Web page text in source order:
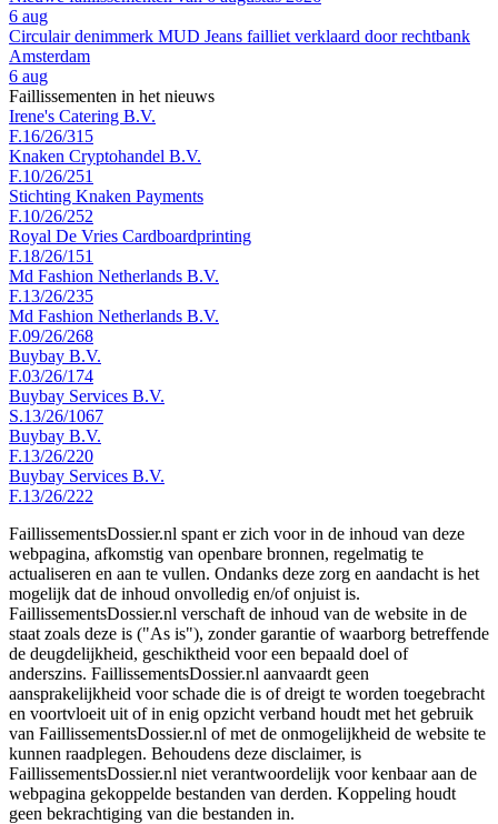
6 aug
Circulair denimmerk MUD Jeans failliet verklaard door rechtbank
Amsterdam
6 aug
Faillissementen in het nieuws
Irene's Catering B.V.
F.16/26/315
Knaken Cryptohandel B.V.
F.10/26/251
Stichting Knaken Payments
F.10/26/252
Royal De Vries Cardboardprinting
F.18/26/151
Md Fashion Netherlands B.V.
F.13/26/235
Md Fashion Netherlands B.V.
F.09/26/268
Buybay B.V.
F.03/26/174
Buybay Services B.V.
S.13/26/1067
Buybay B.V.
F.13/26/220
Buybay Services B.V.
F.13/26/222
FaillissementsDossier.nl spant er zich voor in de inhoud van deze
webpagina, afkomstig van openbare bronnen, regelmatig te
actualiseren en aan te vullen. Ondanks deze zorg en aandacht is het
mogelijk dat de inhoud onvolledig en/of onjuist is.
FaillissementsDossier.nl verschaft de inhoud van de website in de
staat zoals deze is ("As is"), zonder garantie of waarborg betreffende
de deugdelijkheid, geschiktheid voor een bepaald doel of
anderszins. FaillissementsDossier.nl aanvaardt geen
aansprakelijkheid voor schade die is of dreigt te worden toegebracht
en voortvloeit uit of in enig opzicht verband houdt met het gebruik
van FaillissementsDossier.nl of met de onmogelijkheid de website te
kunnen raadplegen. Behoudens deze disclaimer, is
FaillissementsDossier.nl niet verantwoordelijk voor kenbaar aan de
webpagina gekoppelde bestanden van derden. Koppeling houdt
geen bekrachtiging van die bestanden in.